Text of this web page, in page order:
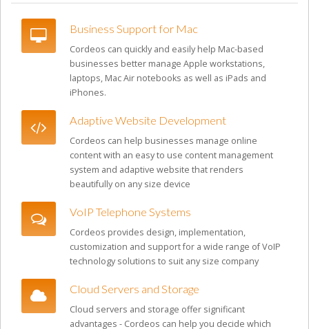
Business Support for Mac
Cordeos can quickly and easily help Mac-based
businesses better manage Apple workstations,
laptops, Mac Air notebooks as well as iPads and
iPhones.
Adaptive Website Development
Cordeos can help businesses manage online
content with an easy to use content management
system and adaptive website that renders
beautifully on any size device
VoIP Telephone Systems
Cordeos provides design, implementation,
customization and support for a wide range of VoIP
technology solutions to suit any size company
Cloud Servers and Storage
Cloud servers and storage offer significant
advantages - Cordeos can help you decide which